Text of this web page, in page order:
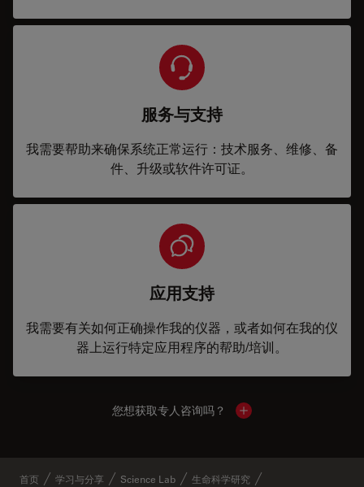
服务与支持
我需要帮助来确保系统正常运行：技术服务、维修、备
件、升级或软件许可证。
应用支持
我需要有关如何正确操作我的仪器，或者如何在我的仪
器上运行特定应用程序的帮助/培训。
您想获取专人咨询吗？ Show local contacts
首页 学习与分享 Science Lab
生命科学研究